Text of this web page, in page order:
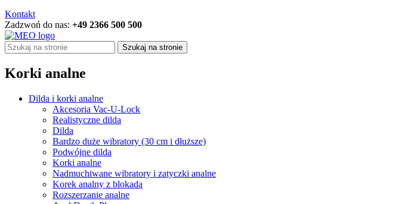
Kontakt
Zadzwoń do nas: +49 2366 500 500
Szukaj na stronie
Korki analne
Dilda i korki analne
Akcesoria Vac-U-Lock
Realistyczne dilda
Dilda
Bardzo duże wibratory (30 cm i dłuższe)
Podwójne dilda
Korki analne
Nadmuchiwane wibratory i zatyczki analne
Korek analny z blokadą
Rozszerzanie analne